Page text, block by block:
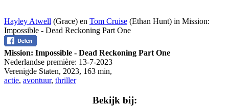
Hayley Atwell (Grace) en Tom Cruise (Ethan Hunt) in Mission:
Impossible - Dead Reckoning Part One
Mission: Impossible - Dead Reckoning Part One
Nederlandse première: 13-7-2023
Verenigde Staten, 2023, 163 min,
actie, avontuur, thriller
Bekijk bij: